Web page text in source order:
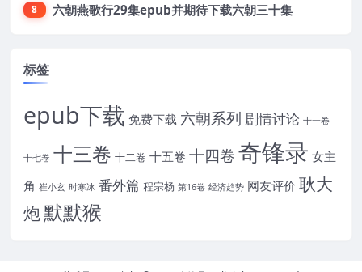
8 六朝燕歌行29集epub并期待下载六朝三十集
标签
epub下载 免费下载 六朝系列 剧情讨论 十一卷
十七卷 十三卷 十二卷 十五卷 十四卷奇锋录 女主
角 崔小玄 时寒冰 番外篇 程宗杨 第16卷 经济趋势 网友评价 耿大
炮默默猴